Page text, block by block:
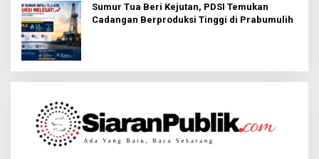
Sumur Tua Beri Kejutan, PDSI Temukan
Cadangan Berproduksi Tinggi di Prabumulih